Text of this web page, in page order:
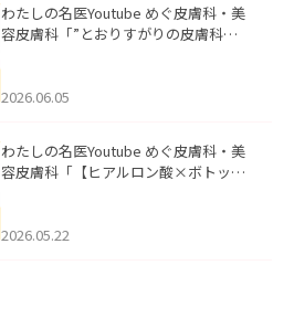
わたしの名医Youtube めぐ皮膚科・美
容皮膚科「”とおりすがりの皮膚科
2026.06.05
わたしの名医Youtube めぐ皮膚科・美
容皮膚科「【ヒアルロン酸×ボトック
た。
2026.05.22